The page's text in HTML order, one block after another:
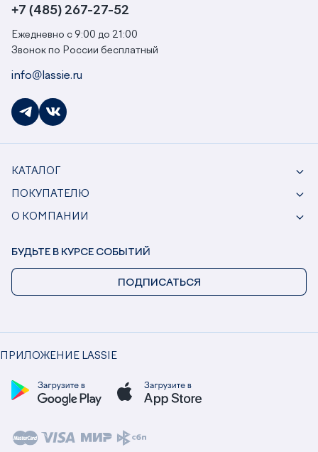
+7 (485) 267-27-52
Ежедневно с 9:00 до 21:00
Звонок по России бесплатный
info@lassie.ru
КАТАЛОГ
ПОКУПАТЕЛЮ
О КОМПАНИИ
ПРИЛОЖЕНИЕ LASSIE
БУДЬТЕ В КУРСЕ СОБЫТИЙ
ПОДПИСАТЬСЯ